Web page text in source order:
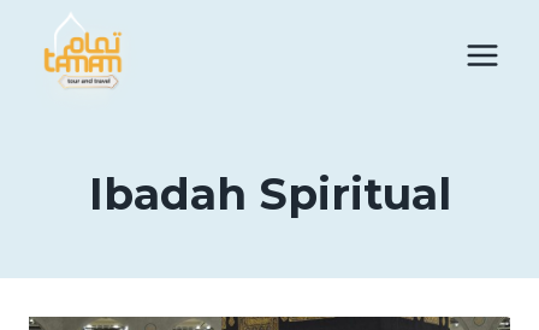
content
Ibadah Spiritual